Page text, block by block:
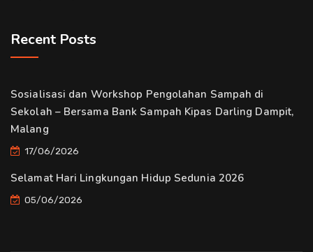
Recent Posts
Sosialisasi dan Workshop Pengolahan Sampah di
Sekolah – Bersama Bank Sampah Kipas Darling Dampit,
Malang
17/06/2026
Selamat Hari Lingkungan Hidup Sedunia 2026
05/06/2026